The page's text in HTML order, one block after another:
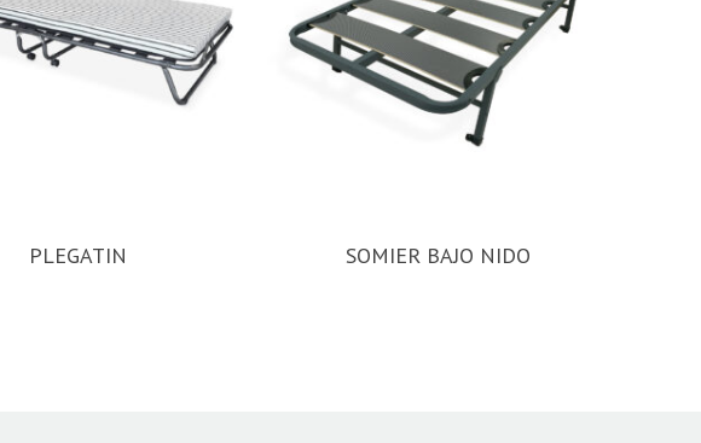
PLEGATIN SOMIER BAJO NIDO